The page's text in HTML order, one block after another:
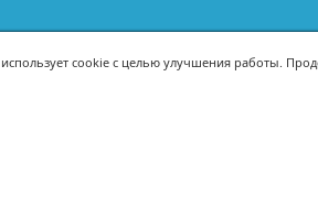
cookie с целью улучшения работы.